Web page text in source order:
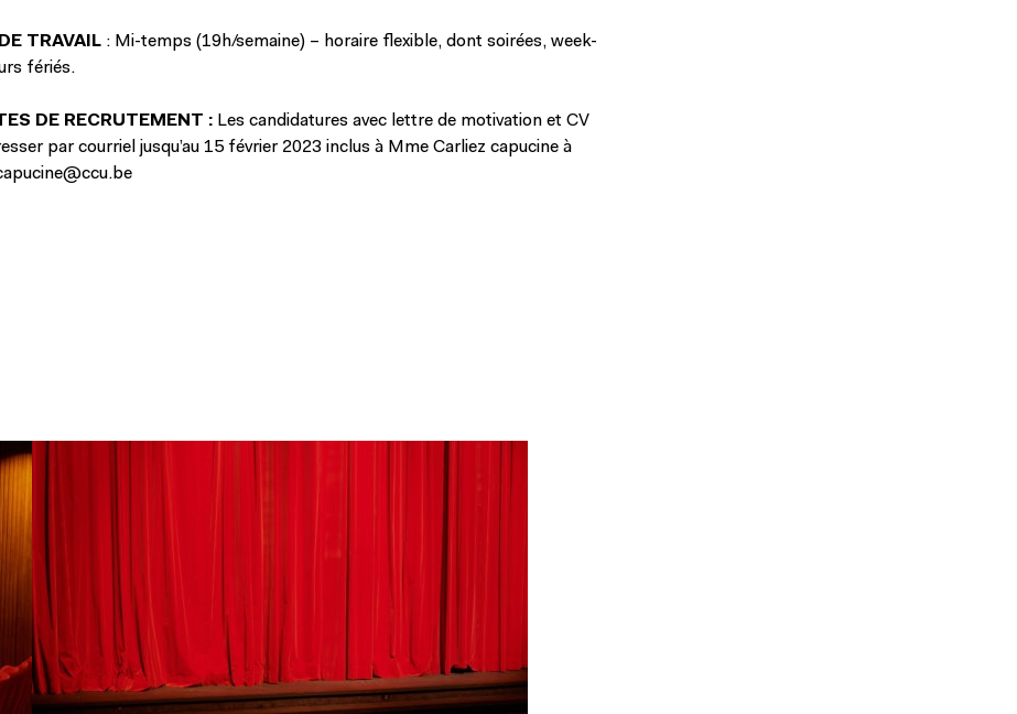
TRAVAIL : Mi-temps (19h/semaine) – horaire flexible, dont soirées, week-
fériés.
DE RECRUTEMENT : Les candidatures avec lettre de motivation et CV
par courriel jusqu’au 15 février 2023 inclus à Mme Carliez capucine à